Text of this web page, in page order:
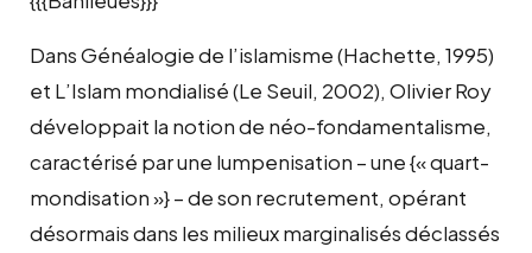
Dans Généalogie de l’islamisme (Hachette, 1995)
et L’Islam mondialisé (Le Seuil, 2002), Olivier Roy
développait la notion de néo-fondamentalisme,
caractérisé par une lumpenisation – une {« quart-
mondisation »} – de son recrutement, opérant
désormais dans les milieux marginalisés déclassés